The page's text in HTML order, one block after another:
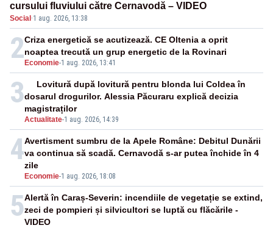
cursului fluviului către Cernavodă – VIDEO
Social ·1 aug. 2026, 13:38
2 Economie-1 aug. 2026, 13:41
Criza energetică se acutizează. CE Oltenia a oprit
noaptea trecută un grup energetic de la Rovinari
3
Actualitate-1 aug. 2026, 14:39
Lovitură după lovitură pentru blonda lui Coldea în
dosarul drogurilor. Alessia Păcuraru explică decizia
magistraților
4
Economie-1 aug. 2026, 18:08
Avertisment sumbru de la Apele Române: Debitul Dunării
va continua să scadă. Cernavodă s-ar putea închide în 4
zile
5Alertă în Caraș-Severin: incendiile de vegetație se extind,
zeci de pompieri și silvicultori se luptă cu flăcările -
VIDEO